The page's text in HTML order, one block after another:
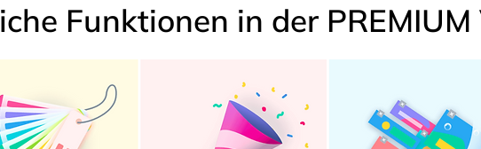
Funktionen in der PREMIUM